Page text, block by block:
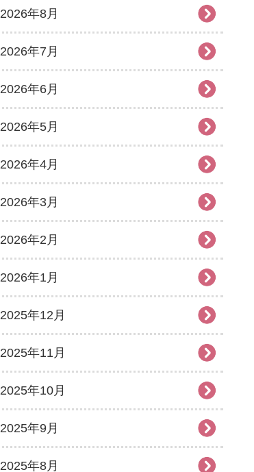
2026年8月
2026年7月
2026年6月
2026年5月
2026年4月
2026年3月
2026年2月
2026年1月
2025年12月
2025年11月
2025年10月
2025年9月
2025年8月